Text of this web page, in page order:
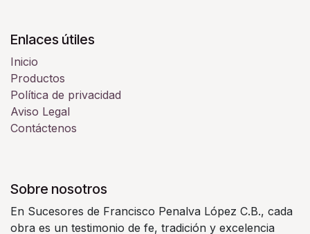
Enlaces útiles
Inicio
Productos
Política de privacidad
Aviso Legal
Contáctenos
Sobre nosotros
En Sucesores de Francisco Penalva López C.B., cada
obra es un testimonio de fe, tradición y excelencia